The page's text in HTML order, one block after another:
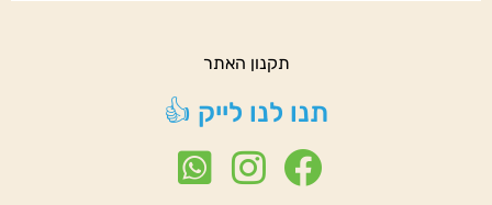
תקנון האתר
תנו לנו לייק 👍